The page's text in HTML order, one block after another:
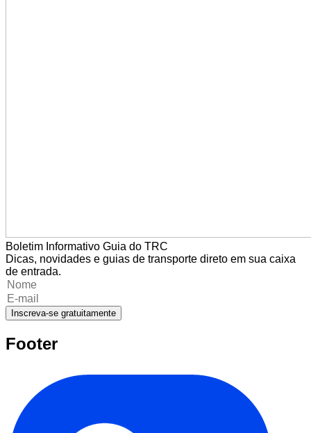
Boletim Informativo Guia do TRC
Dicas, novidades e guias de transporte direto em sua caixa
de entrada.
Inscreva-se gratuitamente
Footer